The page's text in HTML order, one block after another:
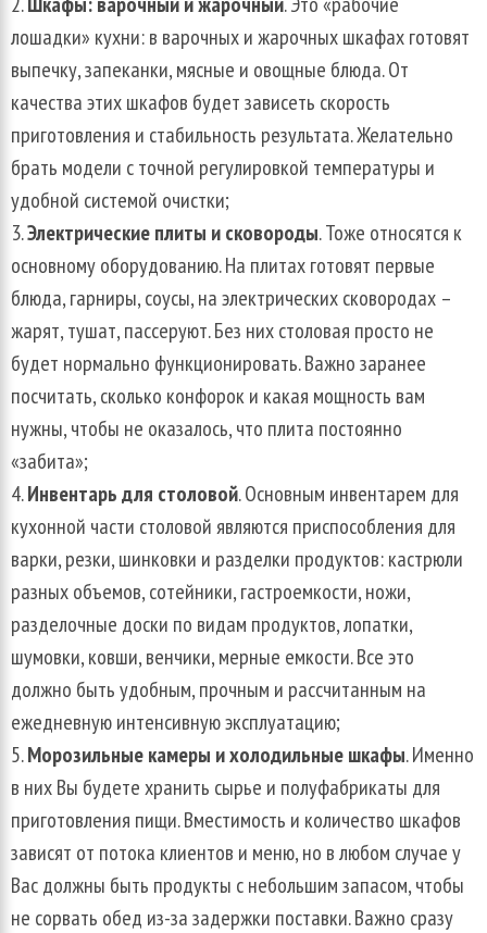
лошадки» кухни: в варочных и жарочных шкафах готовят
выпечку, запеканки, мясные и овощные блюда. От
качества этих шкафов будет зависеть скорость
приготовления и стабильность результата. Желательно
брать модели с точной регулировкой температуры и
удобной системой очистки;
Электрические плиты и сковороды. Тоже относятся к
основному оборудованию. На плитах готовят первые
блюда, гарниры, соусы, на электрических сковородах –
жарят, тушат, пассеруют. Без них столовая просто не
будет нормально функционировать. Важно заранее
посчитать, сколько конфорок и какая мощность вам
нужны, чтобы не оказалось, что плита постоянно
«забита»;
Инвентарь для столовой. Основным инвентарем для
кухонной части столовой являются приспособления для
варки, резки, шинковки и разделки продуктов: кастрюли
разных объемов, сотейники, гастроемкости, ножи,
разделочные доски по видам продуктов, лопатки,
шумовки, ковши, венчики, мерные емкости. Все это
должно быть удобным, прочным и рассчитанным на
ежедневную интенсивную эксплуатацию;
Морозильные камеры и холодильные шкафы. Именно
в них Вы будете хранить сырье и полуфабрикаты для
приготовления пищи. Вместимость и количество шкафов
зависят от потока клиентов и меню, но в любом случае у
Вас должны быть продукты с небольшим запасом, чтобы
не сорвать обед из-за задержки поставки. Важно сразу